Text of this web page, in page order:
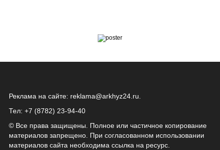
Реклама на сайте: reklama@arkhyz24.ru.
Тел: +7 (8782) 23‑94‑40
© Все права защищены. Полное или частичное копирование
материалов запрещено. При согласованном использовании
материалов сайта необходима ссылка на ресурс.